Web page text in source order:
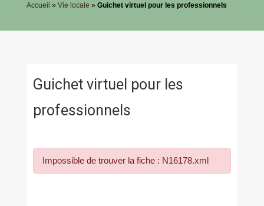
Accueil » Vie locale » Guichet virtuel pour les professionnels
Guichet virtuel pour les
professionnels
Impossible de trouver la fiche : N16178.xml